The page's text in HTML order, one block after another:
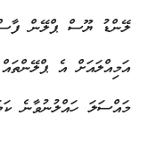
ލޭންޑު ޔޫސް ޕްލޭން
އަމިއްލައަށް އެ
މައްސަލަ ހައްލުނުވާނެ